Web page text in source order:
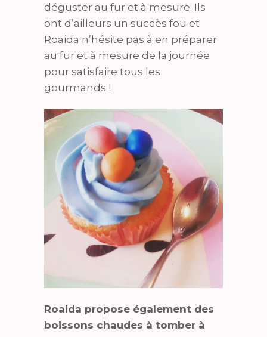
déguster au fur et à mesure. Ils
ont d’ailleurs un succès fou et
Roaida n’hésite pas à en préparer
au fur et à mesure de la journée
pour satisfaire tous les
gourmands !
Roaida propose également des
boissons chaudes à tomber à